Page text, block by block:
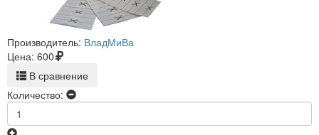
Производитель: ВладМиВа
Цена: 600
В сравнение
Количество: